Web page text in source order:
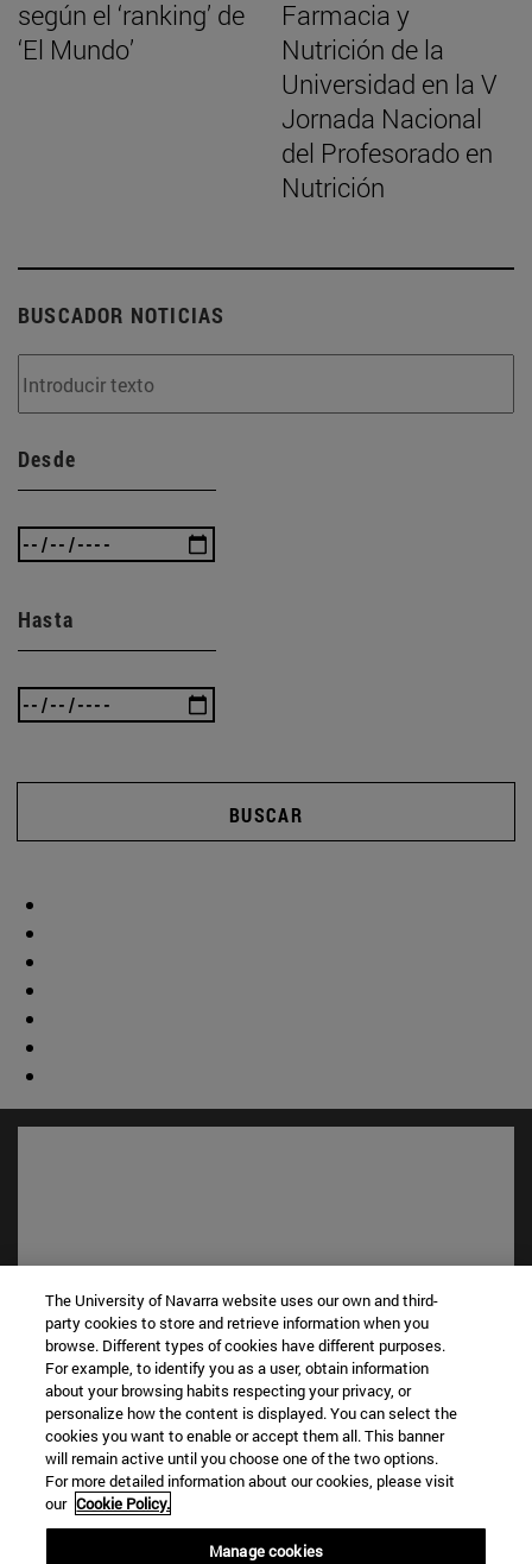
según el ‘ranking’ de
‘El Mundo’
Farmacia y
Nutrición de la
Universidad en la V
Jornada Nacional
del Profesorado en
Nutrición
BUSCADOR NOTICIAS
Desde
Hasta
BUSCAR
Accesos directos
Biblioteca(abre en nueva ventana)
Mi correo(abre en nueva ventana)
Aula virtual ADI(abre en nueva ventana)
Búsqueda de personas (abre en nueva ventana)
Trabaja con nosotros(abre en nueva ventana)
The University of Navarra website uses our own and third-
party cookies to store and retrieve information when you
browse. Different types of cookies have different purposes.
For example, to identify you as a user, obtain information
about your browsing habits respecting your privacy, or
personalize how the content is displayed. You can select the
cookies you want to enable or accept them all. This banner
will remain active until you choose one of the two options.
For more detailed information about our cookies, please visit
our Cookie Policy.
Manage cookies